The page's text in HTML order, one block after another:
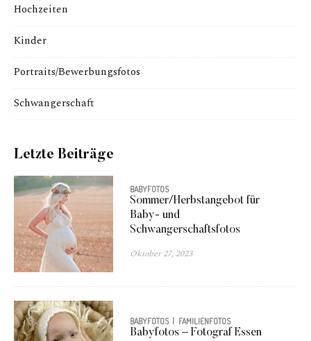
Hochzeiten
Kinder
Portraits/Bewerbungsfotos
Schwangerschaft
Letzte Beiträge
BABYFOTOS
Sommer/Herbstangebot für
Baby- und
Schwangerschaftsfotos
Oktober 27, 2023
BABYFOTOS FAMILIENFOTOS
Babyfotos – Fotograf Essen